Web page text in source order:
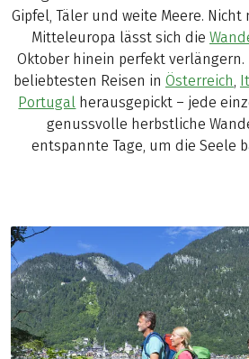
Gipfel, Täler und weite Meere.
Mitteleuropa lässt sich die
Oktober hinein perfekt
beliebtesten Reisen in Österreich,
Portugal herausgepickt – jede
genussvolle herbstliche
entspannte Tage, um die Seele